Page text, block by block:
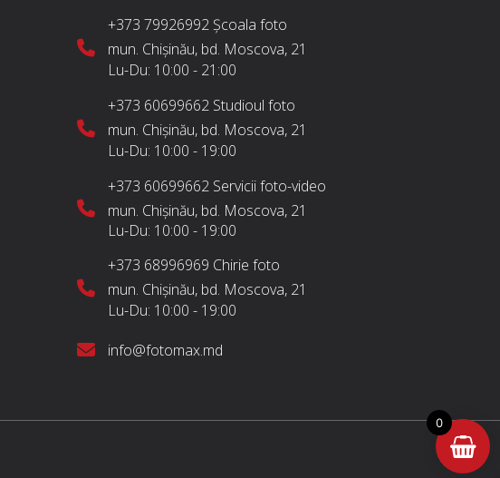
+373 79926992 Școala foto
mun. Chișinău, bd. Moscova, 21
Lu-Du: 10:00 - 21:00
+373 60699662 Studioul foto
mun. Chișinău, bd. Moscova, 21
Lu-Du: 10:00 - 19:00
+373 60699662 Servicii foto-video
mun. Chișinău, bd. Moscova, 21
Lu-Du: 10:00 - 19:00
+373 68996969 Chirie foto
mun. Chișinău, bd. Moscova, 21
Lu-Du: 10:00 - 19:00
info@fotomax.md
0